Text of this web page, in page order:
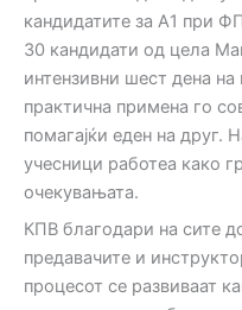
кандидатите за А1 при
30 кандидати од цела
интензивни шест дена на
практична примена го
помагајќи еден на друг.
учесници работеа како
очекувањата.
КПВ благодари на сите
предавачите и
процесот се развиваат